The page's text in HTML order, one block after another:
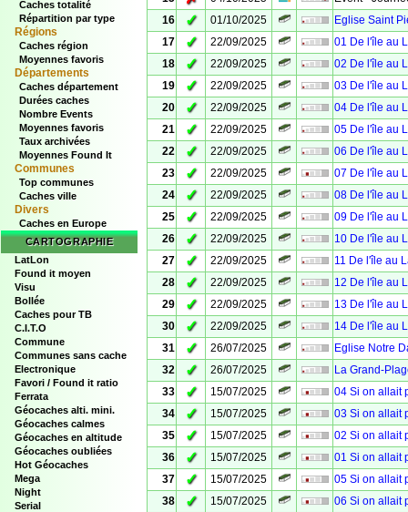
Caches totalité
Répartition par type
Régions
Caches région
Moyennes favoris
Départements
Caches département
Durées caches
Nombre Events
Moyennes favoris
Taux archivées
Moyennes Found It
Communes
Top communes
Caches ville
Divers
Caches en Europe
CARTOGRAPHIE
LatLon
Found it moyen
Visu
Bollée
Caches pour TB
C.I.T.O
Commune
Communes sans cache
Electronique
Favori / Found it ratio
Ferrata
Géocaches alti. mini.
Géocaches calmes
Géocaches en altitude
Géocaches oubliées
Hot Géocaches
Mega
Night
Serial
16
✓ 01/10/2025
Eglise Saint
17
✓ 22/09/2025
01 De l'île au
18
✓ 22/09/2025
02 De l'île au
19
✓ 22/09/2025
03 De l'île au
20
✓ 22/09/2025
04 De l'île au
21
✓ 22/09/2025
05 De l'île au
22
✓ 22/09/2025
06 De l'île au
23
✓ 22/09/2025
07 De l'île au
24
✓ 22/09/2025
08 De l'île au
25
✓ 22/09/2025
09 De l'île au
26
✓ 22/09/2025
10 De l'île au
27
✓ 22/09/2025
11 De l'île au
28
✓ 22/09/2025
12 De l'île au
29
✓ 22/09/2025
13 De l'île au
30
✓ 22/09/2025
14 De l'île au
31
✓ 26/07/2025
Eglise Notre
32
✓ 26/07/2025
La Grand-
33
✓ 15/07/2025
04 Si on allait
34
✓ 15/07/2025
03 Si on allait
35
✓ 15/07/2025
02 Si on allait
36
✓ 15/07/2025
01 Si on allait
37
✓ 15/07/2025
05 Si on allait
38
✓ 15/07/2025
06 Si on allait